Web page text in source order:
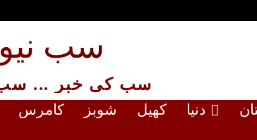
سب
سب کی خبر ... سب
دنیا کھیل شوبز کامرس